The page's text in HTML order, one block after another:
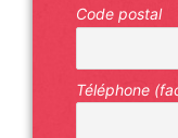
Code postal
Téléphone